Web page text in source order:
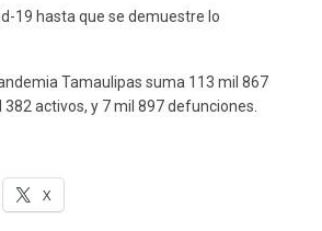
19 hasta que se demuestre lo
Tamaulipas suma 113 mil 867
382 activos, y 7 mil 897 defunciones.
X